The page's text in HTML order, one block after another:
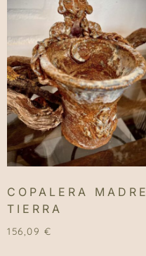
COPALERA MADRE
TIERRA
156,09 €